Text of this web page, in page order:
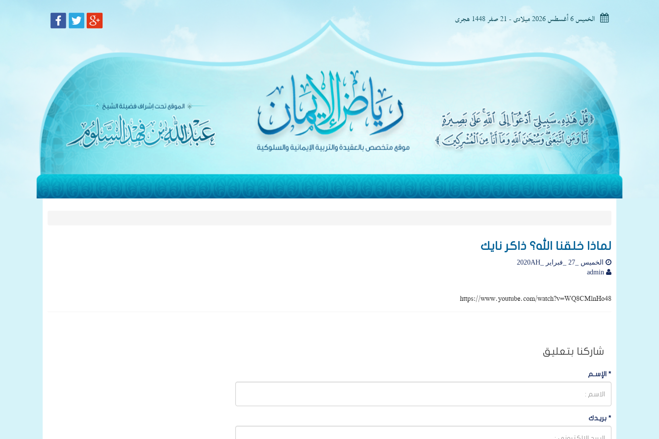
الخميس 6 أغسطس 2026 ميلادى - 21 صفر 1448 هجرى
لماذا خلقنا الله؟ ذاكر نايك
الخميس _27 _فبراير _2020AH
https://www.youtube.com/watch?v=WQ8CMlnHo48
شاركنا بتعليق
* الإسـم
* بريـدك